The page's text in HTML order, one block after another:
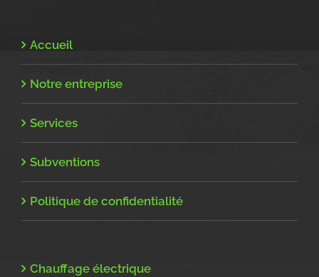
Accueil
Notre entreprise
Services
Subventions
Politique de confidentialité
Chauffage électrique